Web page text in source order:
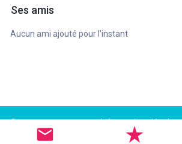
Ses amis
Aucun ami ajouté pour l'instant
Support
Informations légales
Conditions d'utilisation